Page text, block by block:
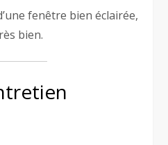
fenêtre bien éclairée,
bien.